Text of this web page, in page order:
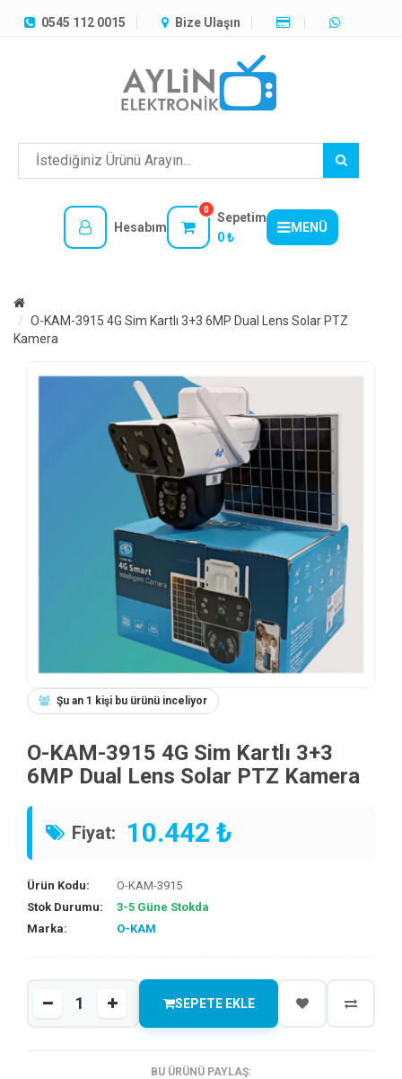
0545 112 0015 Bize Ulaşın
Hesabım
0
Sepetim
0 ₺
MENÜ
TÜM
O-KAM-3915 4G Sim Kartlı 3+3 6MP Dual Lens Solar PTZ
Kamera
Şu an 1 kişi bu ürünü inceliyor
O-KAM-3915 4G Sim Kartlı 3+3
6MP Dual Lens Solar PTZ Kamera
Fiyat: 10.442 ₺
Ürün Kodu:
O-KAM-3915
Stok Durumu:
3-5 Güne Stokda
Marka:
O-KAM
SEPETE EKLE
BU ÜRÜNÜ PAYLAŞ: